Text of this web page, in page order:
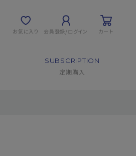
お気に入り 会員登録/ログイン カート
SUBSCRIPTION
定期購入